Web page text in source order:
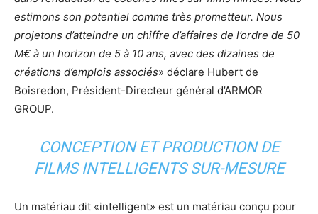
estimons son potentiel comme très prometteur. Nous
projetons d’atteindre un chiffre d’affaires de l’ordre de 50
M€ à un horizon de 5 à 10 ans, avec des dizaines de
créations d’emplois associés» déclare Hubert de
Boisredon, Président-Directeur général d’ARMOR
GROUP.
CONCEPTION ET PRODUCTION DE
FILMS INTELLIGENTS SUR-MESURE
Un matériau dit «intelligent» est un matériau conçu pour